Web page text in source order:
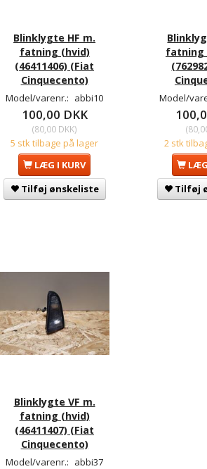
Blinklygte HF m.
fatning (hvid)
(46411406) (Fiat
Cinquecento)
Model/varenr.: abbi10
100,00 DKK
(80,00 DKK)
5 stk tilbage på lager
LÆG I KURV
Tilføj ønskeliste
fatning
Model/
(
2 stk
Tilføj
Blinklygte VF m.
fatning (hvid)
(46411407) (Fiat
Cinquecento)
Model/varenr.: abbi37